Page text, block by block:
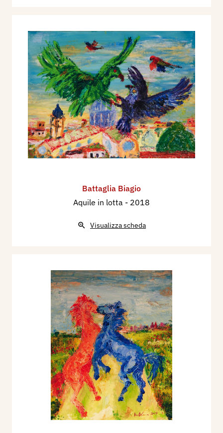
Battaglia Biagio
Aquile in lotta - 2018
Visualizza scheda